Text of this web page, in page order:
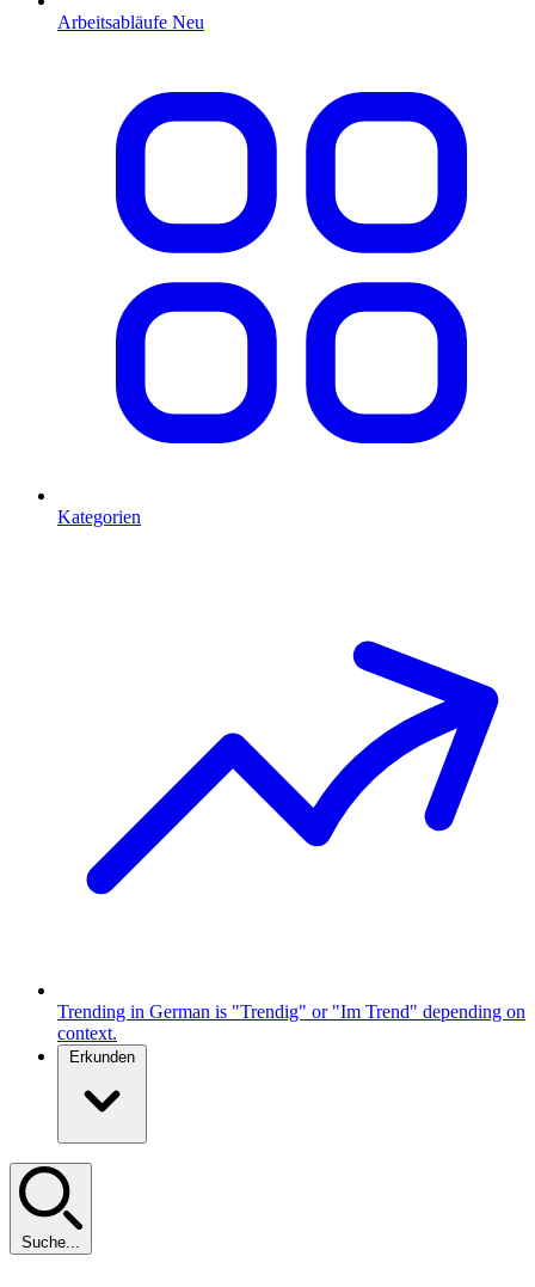
Arbeitsabläufe Neu
Kategorien
Trending in German is "Trendig" or "Im Trend" depending on
context.
Erkunden
Suche...